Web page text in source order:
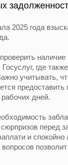
2025 года
наличие
где
учитывать,
дней.
перед
и спокойно